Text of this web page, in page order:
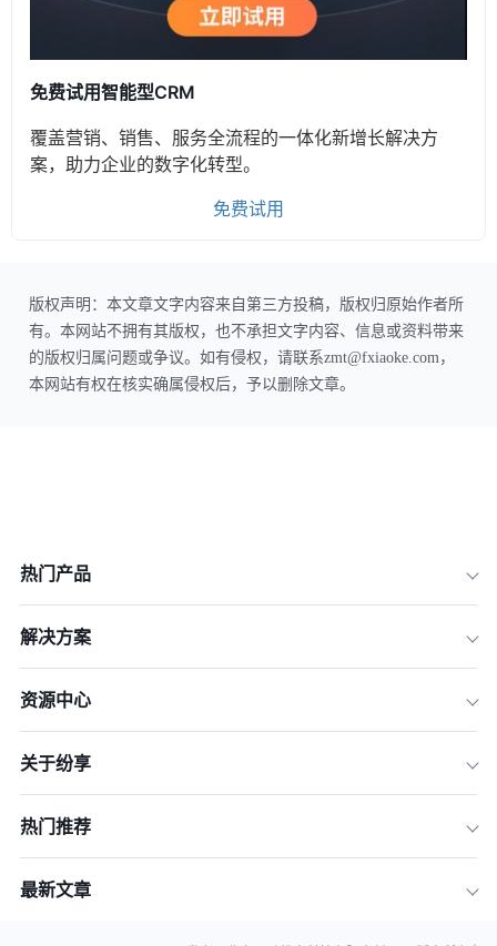
免费试用智能型CRM
覆盖营销、销售、服务全流程的一体化新增长解决方
案，助力企业的数字化转型。
免费试用
版权声明：本文章文字内容来自第三方投稿，版权归原始作者所
有。本网站不拥有其版权，也不承担文字内容、信息或资料带来
的版权归属问题或争议。如有侵权，请联系zmt@fxiaoke.com，
本网站有权在核实确属侵权后，予以删除文章。
热门产品
解决方案
资源中心
关于纷享
热门推荐
最新文章